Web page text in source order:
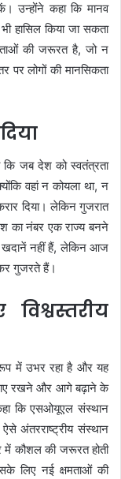
उन्होंने कहा कि मानव
हासिल किया जा सकता
की जरूरत है, जो न
पर लोगों की मानसिकता
कि जब देश को स्वतंत्रता
वहां न कोयला था, न
दिया। लेकिन गुजरात
का नंबर एक राज्य बनने
खदानें नहीं हैं, लेकिन आज
गुजरते हैं।
रूप में उभर रहा है और यह
रखने और आगे बढ़ाने के
कि एसओयूएल संस्थान
अंतरराष्ट्रीय संस्थान
में कौशल की जरूरत होती
लिए नई क्षमताओं की